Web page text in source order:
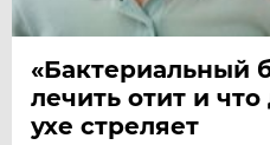
«Бактериальный
лечить отит и что
ухе стреляет